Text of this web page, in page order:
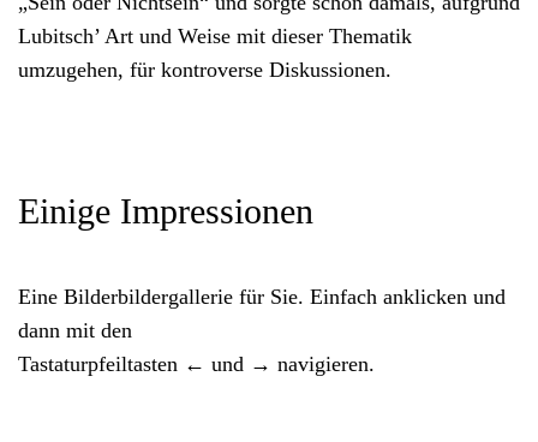
Lubitsch’ Art und Weise mit dieser Thematik
umzugehen, für kontroverse Diskussionen.
Einige Impressionen
Eine Bilderbildergallerie für Sie. Einfach anklicken und
dann mit den
Tastaturpfeiltasten ← und → navigieren.